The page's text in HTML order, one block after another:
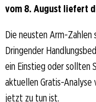
vom 8. August liefert
Die neusten Arm-Zahlen
Dringender
ein Einstieg oder sollten
aktuellen Gratis-Analyse
jetzt zu tun ist.